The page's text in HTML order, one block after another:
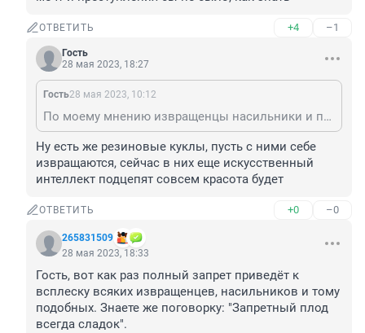
ОТВЕТИТЬ +4 –1
Гость
28 мая 2023, 18:27
Гость28 мая 2023, 10:12
По моему мнению извращенцы насильники и появляются от того что не могут воплотить свои фантазии, которые возникают в их воспаленном мозгу, может быть при возможности исполнения мечт и преступления бы не было, как знать
Ну есть же резиновые куклы, пусть с ними себе
извращаются, сейчас в них еще искусственный
интеллект подцепят совсем красота будет
ОТВЕТИТЬ +0 –0
265831509
28 мая 2023, 18:33
Гость, вот как раз полный запрет приведёт к
всплеску всяких извращенцев, насильников и тому
подобных. Знаете же поговорку: "Запретный плод
всегда сладок".